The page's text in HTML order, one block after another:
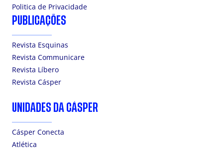
Politica de Privacidade
PUBLICAÇÕES
Revista Esquinas
Revista Communicare
Revista Líbero
Revista Cásper
UNIDADES DA CÁSPER
Cásper Conecta
Atlética